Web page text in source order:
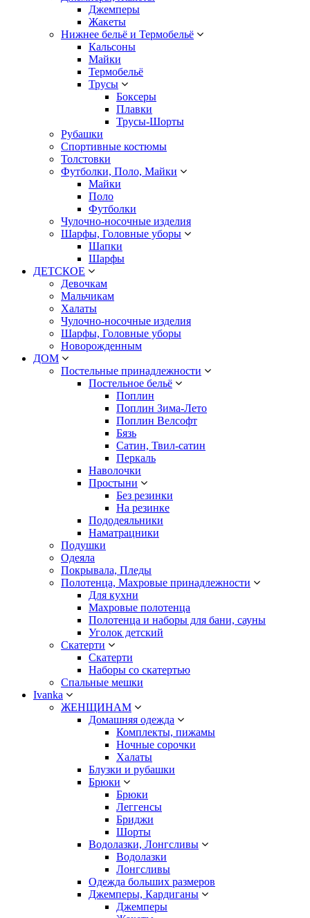
Джемперы
Жакеты
Нижнее бельё и Термобельё
Кальсоны
Майки
Термобельё
Трусы
Боксеры
Плавки
Трусы-Шорты
Рубашки
Спортивные костюмы
Толстовки
Футболки, Поло, Майки
Майки
Поло
Футболки
Чулочно-носочные изделия
Шарфы, Головные уборы
Шапки
Шарфы
ДЕТСКОЕ
Девочкам
Мальчикам
Халаты
Чулочно-носочные изделия
Шарфы, Головные уборы
Новорожденным
ДОМ
Постельные принадлежности
Постельное бельё
Поплин
Поплин Зима-Лето
Поплин Велсофт
Бязь
Сатин, Твил-сатин
Перкаль
Наволочки
Простыни
Без резинки
На резинке
Пододеяльники
Наматрацники
Подушки
Одеяла
Покрывала, Пледы
Полотенца, Махровые принадлежности
Для кухни
Махровые полотенца
Полотенца и наборы для бани, сауны
Уголок детский
Скатерти
Скатерти
Наборы со скатертью
Спальные мешки
Ivanka
ЖЕНЩИНАМ
Домашняя одежда
Комплекты, пижамы
Ночные сорочки
Халаты
Блузки и рубашки
Брюки
Брюки
Леггенсы
Бриджи
Шорты
Водолазки, Лонгсливы
Водолазки
Лонгсливы
Одежда больших размеров
Джемперы, Кардиганы
Джемперы